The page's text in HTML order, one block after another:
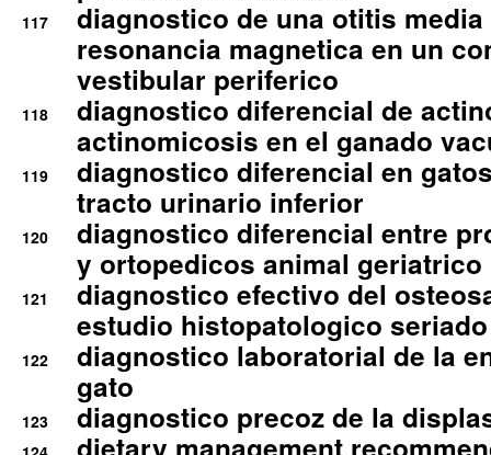
117
diagnostico de una otitis
resonancia magnetica en un
vestibular periferico
118
diagnostico diferencial de
actinomicosis en el ganado
119
diagnostico diferencial en
tracto urinario inferior
120
diagnostico diferencial entre
y ortopedicos animal geriatrico
121
diagnostico efectivo del
estudio histopatologico seriado
122
diagnostico laboratorial de la
gato
123 diagnostico precoz de la